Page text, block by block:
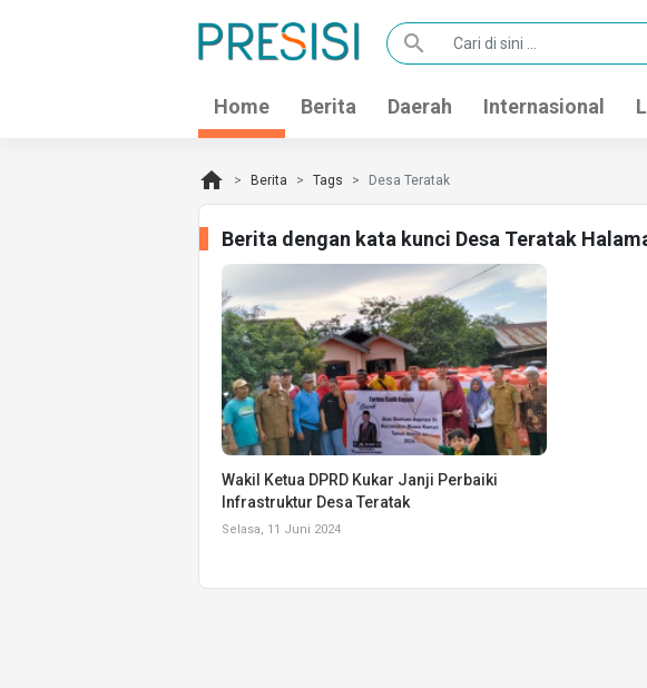
search
Home Berita Daerah Internasional
home Berita Tags Desa Teratak
Berita dengan kata kunci Desa Teratak
Wakil Ketua DPRD Kukar Janji Perbaiki
Infrastruktur Desa Teratak
Selasa, 11 Juni 2024